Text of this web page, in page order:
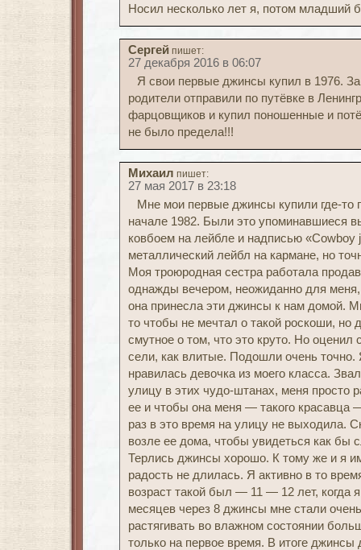
Носил несколько лет я, потом младший
Сергей пишет:
27 декабря 2016 в 06:07
Я свои первые джинсы купил в 1976.
родители отправили по путёвке в
фарцовщиков и купил поношенные и
не было предела!!!
Михаил пишет:
27 мая 2017 в 23:18
Мне мои первые джинсы купили где-то
начале 1982. Были это упоминавшиеся
ковбоем на лейбле и надписью
металлический лейбл на кармане, но
Моя троюродная сестра работала
однажды вечером, неожиданно для
она принесла эти джинсы к нам домой.
то чтобы не мечтал о такой роскоши, но
смутное о том, что это круто. Но оценил
сели, как влитые. Подошли очень
нравилась девочка из моего класса.
улицу в этих чудо-штанах, меня просто
ее и чтобы она меня — такого красавца
раз в это время на улицу не выходила.
возле ее дома, чтобы увидеться как бы
Терлись джинсы хорошо. К тому же и я
радость не длилась. Я активно в то
возраст такой был — 11 — 12 лет, когда
месяцев через 8 джинсы мне стали
растягивать во влажном состоянии
только на первое время. В итоге